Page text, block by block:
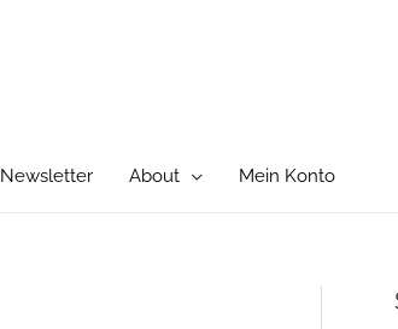
Newsletter About Mein Konto